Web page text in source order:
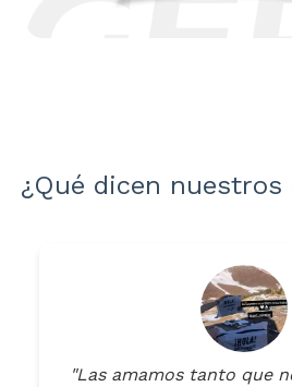
¿Qué dicen
"Las amamos tanto que